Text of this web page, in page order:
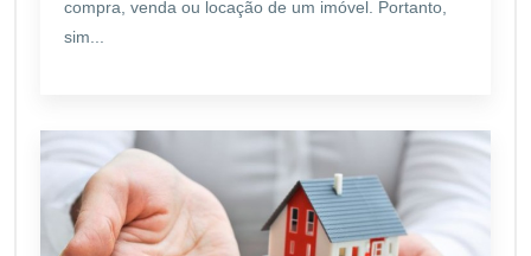
compra, venda ou locação de um imóvel. Portanto,
sim...